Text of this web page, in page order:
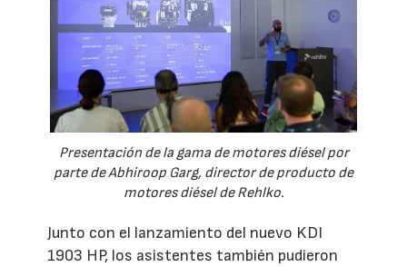
Presentación de la gama de motores diésel por
parte de Abhiroop Garg, director de producto de
motores diésel de Rehlko.
Junto con el lanzamiento del nuevo KDI
1903 HP, los asistentes también pudieron